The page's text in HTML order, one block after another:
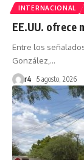
INTERNACIONAL
EE.UU. ofrece
Entre los
González, …
r4 5 agosto, 2026